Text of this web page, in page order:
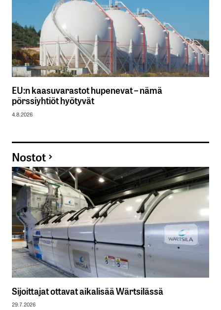
EU:n kaasuvarastot hupenevat – nämä
pörssiyhtiöt hyötyvät
4.8.2026
Nostot
Sijoittajat ottavat aikalisää Wärtsilässä
29.7.2026